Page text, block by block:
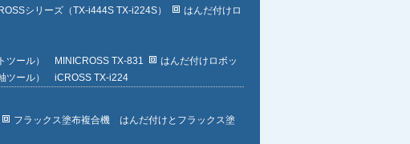
シリーズ（TX-i444S TX-i224S）
はんだ付けロ
ツール） MINICROSS TX-831
はんだ付けロボッ
ツール） iCROSS TX-i224
フラックス塗布複合機 はんだ付けとフラックス塗